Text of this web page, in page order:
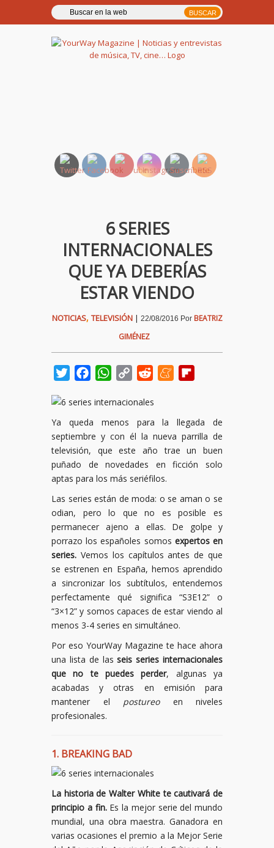
6 SERIES
INTERNACIONALES
QUE YA DEBERÍAS
ESTAR VIENDO
NOTICIAS, TELEVISIÓN| 22/08/2016 Por BEATRIZ
GIMÉNEZ
TwitterFacebookWhatsApp
Copy
Reddit Meneame
Ya queda menos para la llegada de
septiembre y con él la nueva parrilla de
televisión, que este año trae un buen
puñado de novedades en ficción solo
aptas para los más seriéfilos.
Las series están de moda: o se aman o se
odian, pero lo que no es posible es
permanecer ajeno a ellas. De golpe y
porrazo los españoles somos expertos en
series. Vemos los capítulos antes de que
se estrenen en España, hemos aprendido
a sincronizar los subtítulos, entendemos
perfectamente qué significa “S3E12” o
“3×12” y somos capaces de estar viendo al
menos 3-4 series en simultáneo.
Por eso YourWay Magazine te hace ahora
una lista de lasseis series internacionales
que no te puedes perder, algunas ya
acabadas y otras en emisión para
mantener el postureoen niveles
profesionales.
1. BREAKING BAD
La historia de Walter White te cautivará de
principio a fin.Es la mejor serie del mundo
mundial, una obra maestra. Ganadora en
varias ocasiones el premio a la Mejor Serie